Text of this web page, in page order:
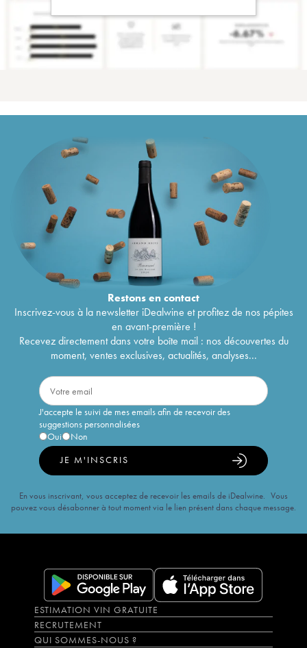
Restons encontact
Inscrivez-vous à la newsletter iDealwine et profitez de nos pépites
en avant-première !
Recevez directement dans votre boîte mail : nos découvertes du
moment, ventes exclusives, actualités, analyses...
J'accepte le suivi de mes emails afin de recevoir des
suggestions personnalisées
Oui
Non
JE M'INSCRIS
En vous inscrivant, vous acceptez de recevoir les emails de iDealwine. Vous
pouvez vous désabonner à tout moment via le lien présent dans chaque message.
ESTIMATION VIN GRATUITE
RECRUTEMENT
QUI SOMMES-NOUS ?